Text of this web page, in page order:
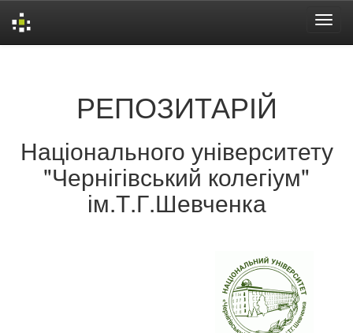
РЕПОЗИТАРІЙ
Національного університету
"Чернігівський колегіум"
ім.Т.Г.Шевченка